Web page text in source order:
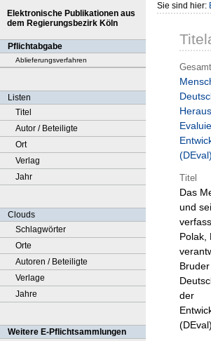
Elektronische Publikationen aus
dem Regierungsbezirk Köln
Pflichtabgabe
Ablieferungsverfahren
Listen
Titel
Autor / Beteiligte
Ort
Verlag
Jahr
Clouds
Schlagwörter
Orte
Autoren / Beteiligte
Verlage
Jahre
Weitere E-Pflichtsammlungen
Sie sind hier:
(DEval)
Titel
Das
und
Polak,
der
(DEval)